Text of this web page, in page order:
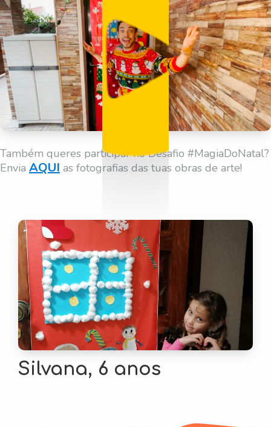
Também queres participar no Desafio #MagiaDoNatal?
Envia AQUI as fotografias das tuas obras de arte!
Silvana, 6 anos